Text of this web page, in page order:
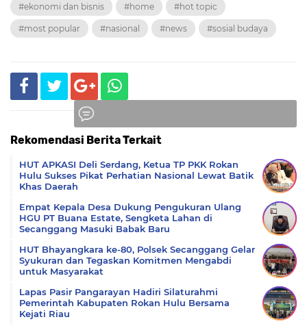
#ekonomi dan bisnis #home #hot topic
#most popular #nasional #news #sosial budaya
Rekomendasi Berita Terkait
HUT APKASI Deli Serdang, Ketua TP PKK Rokan
Hulu Sukses Pikat Perhatian Nasional Lewat Batik
Khas Daerah
Empat Kepala Desa Dukung Pengukuran Ulang
HGU PT Buana Estate, Sengketa Lahan di
Secanggang Masuki Babak Baru
HUT Bhayangkara ke-80, Polsek Secanggang Gelar
Syukuran dan Tegaskan Komitmen Mengabdi
untuk Masyarakat
Lapas Pasir Pangarayan Hadiri Silaturahmi
Pemerintah Kabupaten Rokan Hulu Bersama
Kejati Riau